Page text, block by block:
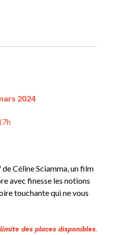
2024
Céline Sciamma, un film
avec finesse les notions
touchante qui ne vous
des places disponibles.